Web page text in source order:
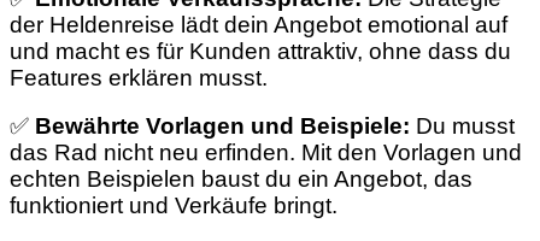
der Heldenreise lädt dein Angebot emotional auf
und macht es für Kunden attraktiv, ohne dass du
Features erklären musst.
✅ Bewährte Vorlagen und Beispiele: Du musst
das Rad nicht neu erfinden. Mit den Vorlagen und
echten Beispielen baust du ein Angebot, das
funktioniert und Verkäufe bringt.